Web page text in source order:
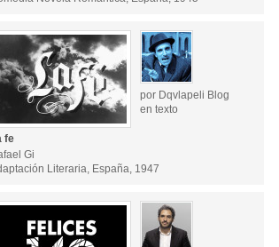
por Dqvlapeli Blog
en texto
fe
Gi
Literaria, España, 1947